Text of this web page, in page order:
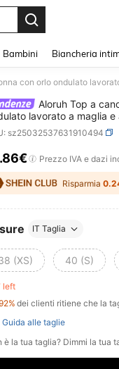
Bambini Biancheria
con orlo ondulato
Aloruh Top a
lavorato a maglia
sz25032537631910494
AND
.86€ Prezzo IVA e dazi
Risparmia
IT Taglia
(XS) 40 (S)
left
dei clienti ritiene che la
Guida alle taglie
è la tua taglia? Dimmi la tua